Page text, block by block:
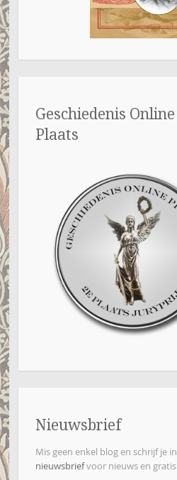
Geschiedenis
Plaats
Nieuwsbrief
Mis geen enkel blog en schrijf je
nieuwsbriefvoor nieuws en